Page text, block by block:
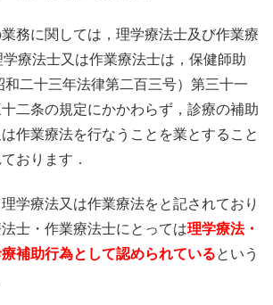
務に関しては，理学療法士及び作業療
療法士又は作業療法士は，保健師助
和二十三年法律第二百三号）第三十一
二条の規定にかかわらず，診療の補助
作業療法を行なうことを業とすること
おります．
学療法又は作業療法をと記されており
士・作業療法士にとっては理学療法・
補助行為として認められているという